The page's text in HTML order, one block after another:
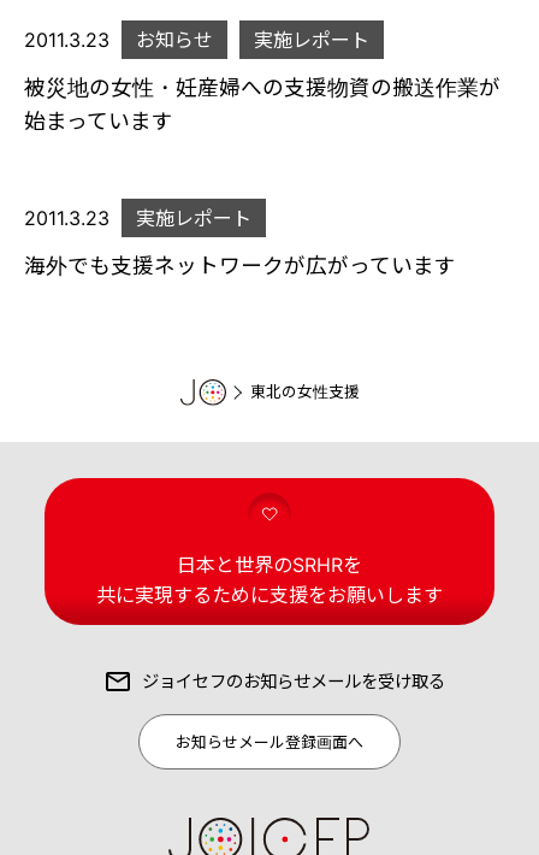
2011.3.23 お知らせ 実施レポート
被災地の女性・妊産婦への支援物資の搬送作業が
始まっています
2011.3.23 実施レポート
海外でも支援ネットワークが広がっています
東北の女性支援
日本と世界のSRHRを
共に実現するために支援をお願いします
ジョイセフのお知らせメールを受け取る
お知らせメール登録画面へ